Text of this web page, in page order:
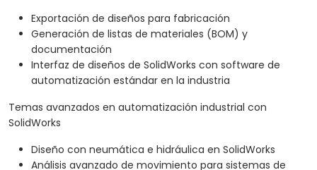
Exportación de diseños para fabricación
Generación de listas de materiales (BOM) y
documentación
Interfaz de diseños de SolidWorks con software de
automatización estándar en la industria
Temas avanzados en automatización industrial con
SolidWorks
Diseño con neumática e hidráulica en SolidWorks
Análisis avanzado de movimiento para sistemas de